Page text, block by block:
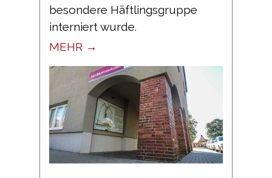
besondere Häftlingsgruppe
interniert wurde.
MEHR →